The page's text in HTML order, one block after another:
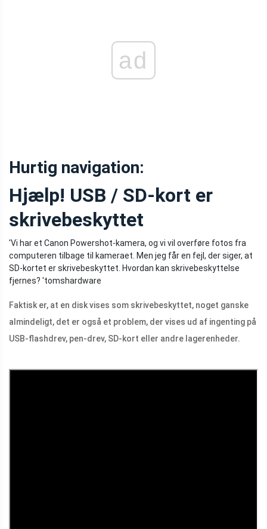
ad
Hurtig navigation:
Hjælp! USB / SD-kort er
skrivebeskyttet
'Vi har et Canon Powershot-kamera, og vi vil overføre fotos fra
computeren tilbage til kameraet. Men jeg får en fejl, der siger, at
SD-kortet er skrivebeskyttet. Hvordan kan skrivebeskyttelse
fjernes? 'tomshardware
Faktisk er, at en disk vises som skrivebeskyttet, noget ganske
almindeligt, det er også et problem, der vises ud af ingenting på
USB-flashdrev, pen-drev, SD-kort eller andre lagerenheder.